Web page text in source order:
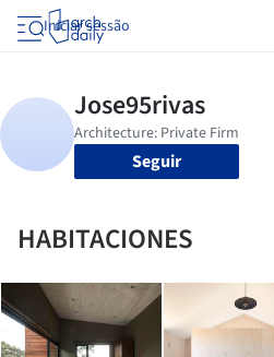
Iniciar sessão
Seguir
HABITACIONES